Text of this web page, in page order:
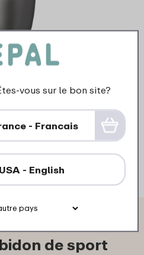
déjeuner 500 ml
99
Commander
disent à
de sport
vous sur le bon site?
- Francais
USA - English